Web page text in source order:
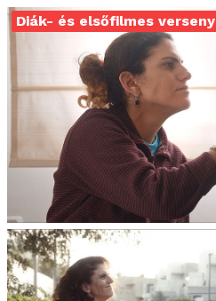
Diák- és elsőfilmes verseny